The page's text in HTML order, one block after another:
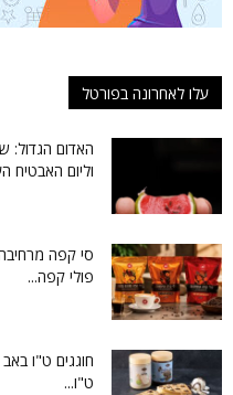
עלו לאחרונה בפורטל
האדום הגדול:
וליום האבטיח
סי קפה
פולי קפה...
חוגגים ט"ו
ט"ו...